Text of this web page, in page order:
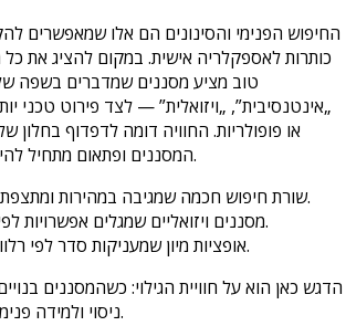
החיפוש הפנימי והסינונים הם אלו שמאפשרים
כותרות לאספקלריה אישית. במקום להציג את כל
טוב מציע מסננים שמדברים בשפה
„אינטנסיבית”, „ויזואלית” — לצד פירוט טכני
או פופולריות. החוויה דומה לדפדוף בחלון
המסננים ופתאום מתחיל להיווצר מבחר מדויק יותר.
שורת חיפוש חכמה שמגיבה במהירות ומתצפת על שמות ותגים.
מסננים ויזואליים שמגלים אפשרויות לפי מראה או סגנון.
אופציות מיון שמעניקות סדר לפי רלוונטיות או חידוש.
הדגש כאן הוא על חוויית הגילוי: כשהמסננים
ניסוי ולמידה פנימית, ולא הוראות פעולה.